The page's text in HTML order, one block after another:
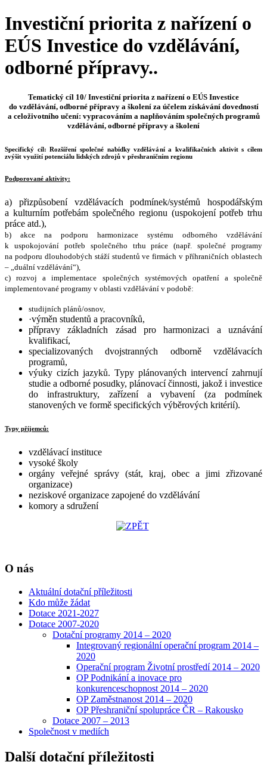
Investiční priorita z nařízení o
EÚS Investice do vzdělávání,
odborné přípravy..
Tematický cíl 10/ Investiční priorita z nařízení o EÚS Investice
do vzdělávání, odborné přípravy a školení za účelem získávání dovedností
a celoživotního učení: vypracováním a naplňováním společných programů
vzdělávání, odborné přípravy a školení
Specifický cíl: Rozšíření společné nabídky vzdělávání a kvalifikačních aktivit s cílem
zvýšit využití potenciálu lidských zdrojů v přeshraničním regionu
Podporované aktivity:
a) přizpůsobení vzdělávacích podmínek/systémů hospodářským
a kulturním potřebám společného regionu (uspokojení potřeb trhu
práce atd.),
b) akce na podporu harmonizace systému odborného vzdělávání
k uspokojování potřeb společného trhu práce (např. společné programy
na podporu dlouhodobých stáží studentů ve firmách v příhraničních oblastech
– „duální vzdělávání“),
c) rozvoj a implementace společných systémových opatření a společně
implementované programy v oblasti vzdělávání v podobě:
studijních plánů/osnov,
·výměn studentů a pracovníků,
přípravy základních zásad pro harmonizaci a uznávání
kvalifikací,
specializovaných dvojstranných odborně vzdělávacích
programů,
výuky cizích jazyků. Typy plánovaných intervencí zahrnují
studie a odborné posudky, plánovací činnosti, jakož i investice
do infrastruktury, zařízení a vybavení (za podmínek
stanovených ve formě specifických výběrových kritérií).
Typy příjemců:
vzdělávací instituce
vysoké školy
orgány veřejné správy (stát, kraj, obec a jimi zřizované
organizace)
neziskové organizace zapojené do vzdělávání
komory a sdružení
O nás
Aktuální dotační příležitosti
Kdo může žádat
Dotace 2021-2027
Dotace 2007-2020
Dotační programy 2014 – 2020
Integrovaný regionální operační program 2014 –
2020
Operační program Životní prostředí 2014 – 2020
OP Podnikání a inovace pro
konkurenceschopnost 2014 – 2020
OP Zaměstnanost 2014 – 2020
OP Přeshraniční spolupráce ČR – Rakousko
Dotace 2007 – 2013
Společnost v mediích
Další dotační příležitosti